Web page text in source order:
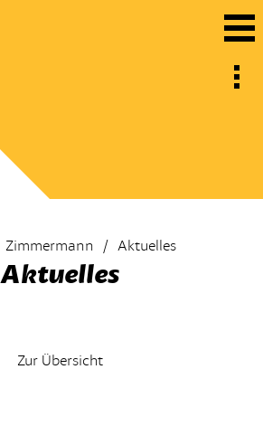
Zimmermann Aktuelles
Aktuelles
Zur Übersicht